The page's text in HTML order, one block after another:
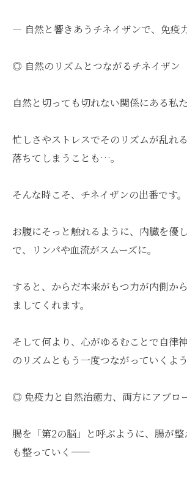
― 自然と響きあうチネイザンで、免疫
◎ 自然のリズムとつながるチネイザン
自然と切っても切れない関係にある私
忙しさやストレスでそのリズムが乱れ
落ちてしまうことも…。
そんな時こそ、チネイザンの出番です。
お腹にそっと触れるように、内臓を優
で、リンパや血流がスムーズに。
すると、からだ本来がもつ力が内側か
ましてくれます。
そして何より、心がゆるむことで自律
のリズムともう一度つながっていくよう
◎ 免疫力と自然治癒力、両方にアプロ
腸を「第2の脳」と呼ぶように、腸が
も整っていく——